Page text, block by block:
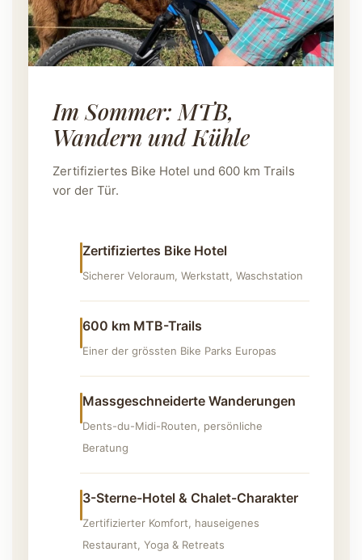
Im Sommer: MTB,
Wandern und Kühle
Zertifiziertes Bike Hotel und 600 km Trails
vor der Tür.
Zertifiziertes Bike Hotel
Sicherer Veloraum, Werkstatt, Waschstation
600 km MTB-Trails
Einer der grössten Bike Parks Europas
Massgeschneiderte Wanderungen
Dents-du-Midi-Routen, persönliche
Beratung
3-Sterne-Hotel & Chalet-Charakter
Zertifizierter Komfort, hauseigenes
Restaurant, Yoga & Retreats